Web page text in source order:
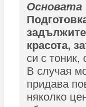
Основата
красота,
си с
В случая
придава
няколко